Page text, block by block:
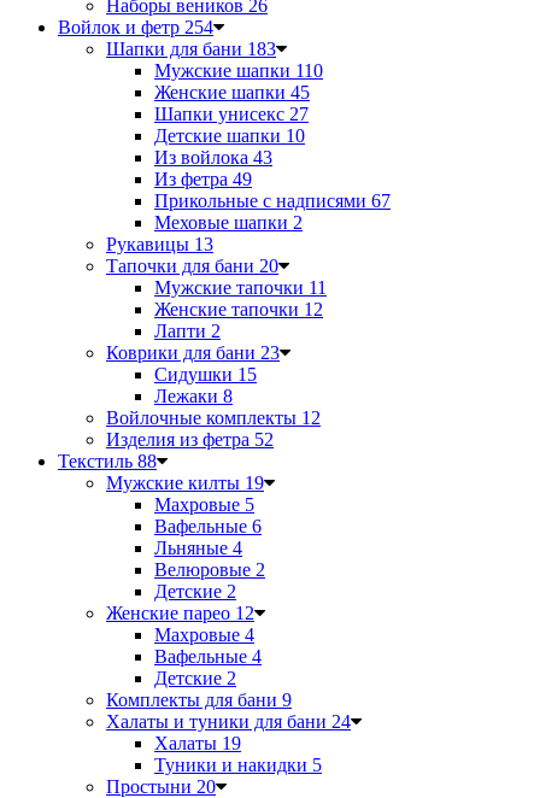
Наборы веников 26
Войлок и фетр 254
Шапки для бани 183
Мужские шапки 110
Женские шапки 45
Шапки унисекс 27
Детские шапки 10
Из войлока 43
Из фетра 49
Прикольные с надписями 67
Меховые шапки 2
Рукавицы 13
Тапочки для бани 20
Мужские тапочки 11
Женские тапочки 12
Лапти 2
Коврики для бани 23
Сидушки 15
Лежаки 8
Войлочные комплекты 12
Изделия из фетра 52
Текстиль 88
Мужские килты 19
Махровые 5
Вафельные 6
Льняные 4
Велюровые 2
Детские 2
Женские парео 12
Махровые 4
Вафельные 4
Детские 2
Комплекты для бани 9
Халаты и туники для бани 24
Халаты 19
Туники и накидки 5
Простыни 20